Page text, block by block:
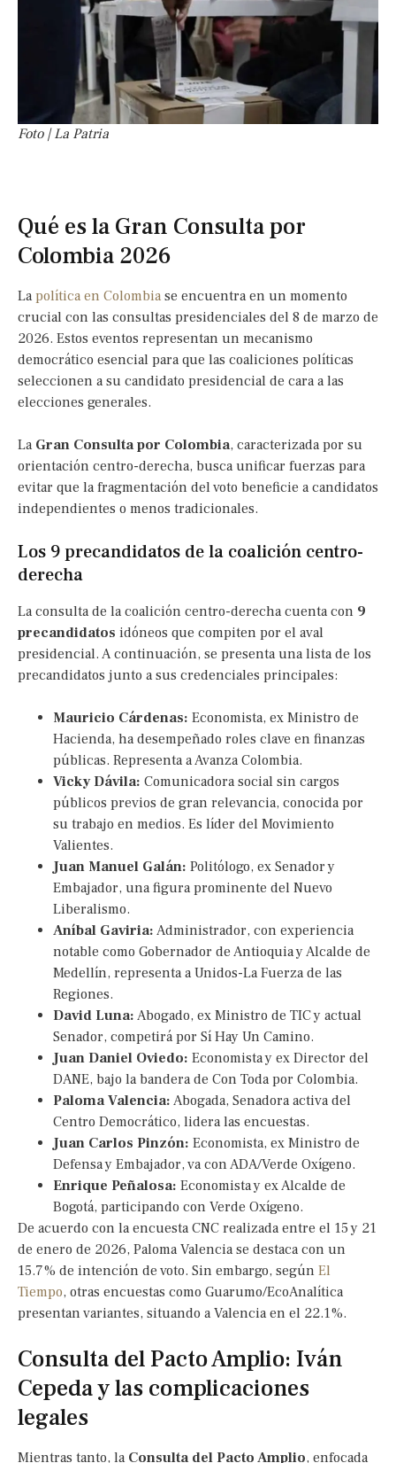
Foto | La Patria
Qué es la Gran Consulta por
Colombia 2026
La política en Colombia se encuentra en un momento
crucial con las consultas presidenciales del 8 de marzo de
2026. Estos eventos representan un mecanismo
democrático esencial para que las coaliciones políticas
seleccionen a su candidato presidencial de cara a las
elecciones generales.
La Gran Consulta por Colombia, caracterizada por su
orientación centro-derecha, busca unificar fuerzas para
evitar que la fragmentación del voto beneficie a candidatos
independientes o menos tradicionales.
Los 9 precandidatos de la coalición centro-
derecha
La consulta de la coalición centro-derecha cuenta con 9
precandidatos idóneos que compiten por el aval
presidencial. A continuación, se presenta una lista de los
precandidatos junto a sus credenciales principales:
Mauricio Cárdenas: Economista, ex Ministro de
Hacienda, ha desempeñado roles clave en finanzas
públicas. Representa a Avanza Colombia.
Vicky Dávila: Comunicadora social sin cargos
públicos previos de gran relevancia, conocida por
su trabajo en medios. Es líder del Movimiento
Valientes.
Juan Manuel Galán: Politólogo, ex Senador y
Embajador, una figura prominente del Nuevo
Liberalismo.
Aníbal Gaviria: Administrador, con experiencia
notable como Gobernador de Antioquia y Alcalde de
Medellín, representa a Unidos-La Fuerza de las
Regiones.
David Luna: Abogado, ex Ministro de TIC y actual
Senador, competirá por Sí Hay Un Camino.
Juan Daniel Oviedo: Economista y ex Director del
DANE, bajo la bandera de Con Toda por Colombia.
Paloma Valencia: Abogada, Senadora activa del
Centro Democrático, lidera las encuestas.
Juan Carlos Pinzón: Economista, ex Ministro de
Defensa y Embajador, va con ADA/Verde Oxígeno.
Enrique Peñalosa: Economista y ex Alcalde de
Bogotá, participando con Verde Oxígeno.
De acuerdo con la encuesta CNC realizada entre el 15 y 21
de enero de 2026, Paloma Valencia se destaca con un
15.7% de intención de voto. Sin embargo, según El
Tiempo, otras encuestas como Guarumo/EcoAnalítica
presentan variantes, situando a Valencia en el 22.1%.
Consulta del Pacto Amplio: Iván
Cepeda y las complicaciones
legales
Mientras tanto, la Consulta del Pacto Amplio, enfocada